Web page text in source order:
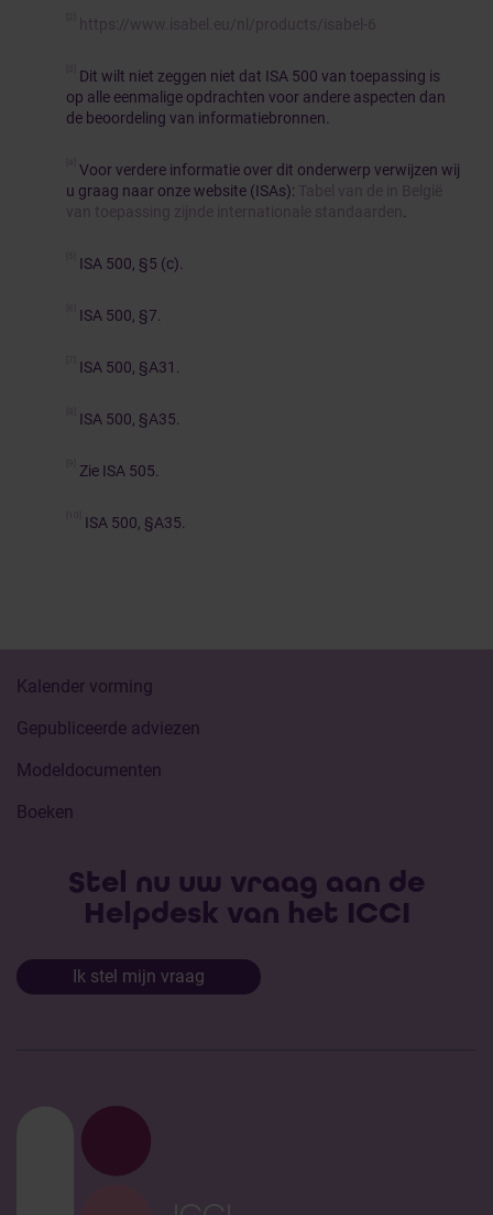
https://www.isabel.eu/nl/products/isabel-6
Dit wilt niet zeggen niet dat ISA 500 van toepassing is
op alle eenmalige opdrachten voor andere aspecten dan
de beoordeling van informatiebronnen.
Voor verdere informatie over dit onderwerp verwijzen wij
u graag naar onze website (ISAs): Tabel van de in België
van toepassing zijnde internationale standaarden
ISA 500, §5 (c).
ISA 500, §7.
ISA 500, §A31.
ISA 500, §A35.
Zie ISA 505.
ISA 500, §A35.
Kalender vorming
Gepubliceerde adviezen
Modeldocumenten
Boeken
Stel nu uw vraag aan de
Helpdesk van het ICCI
Ik stel mijn vraag